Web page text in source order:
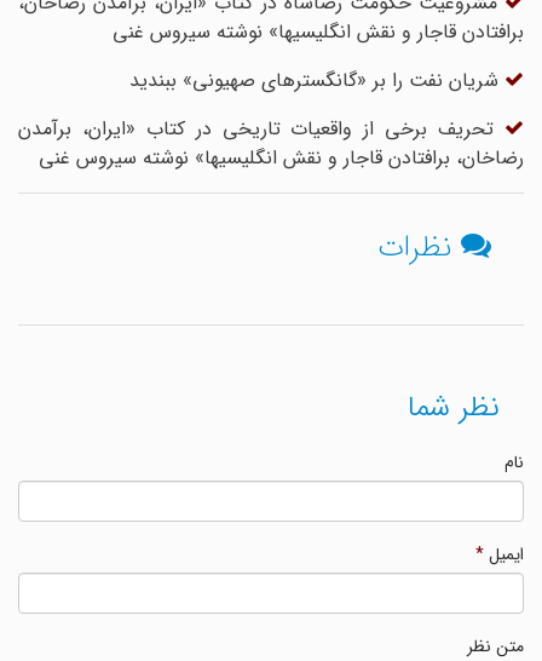
برافتادن قاجار و نقش انگلیسیها» نوشته سیروس غنی
شریان نفت را بر «گانگسترهای صهیونی» ببندید
تحریف برخی از واقعیات تاریخی در کتاب «ایران، برآمدن
رضاخان، برافتادن قاجار و نقش انگلیسیها» نوشته سیروس غنی
نظرات
نظر شما
ایمیل*
متن نظر